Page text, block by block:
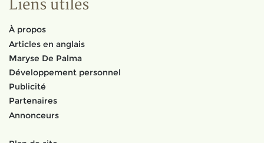
Liens utiles
À propos
Articles en anglais
Maryse De Palma
Développement personnel
Publicité
Partenaires
Annonceurs